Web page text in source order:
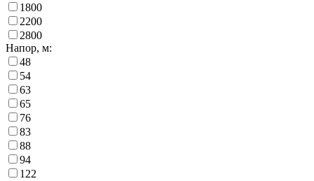
1800
2200
2800
Напор, м:
48
54
63
65
76
83
88
94
122